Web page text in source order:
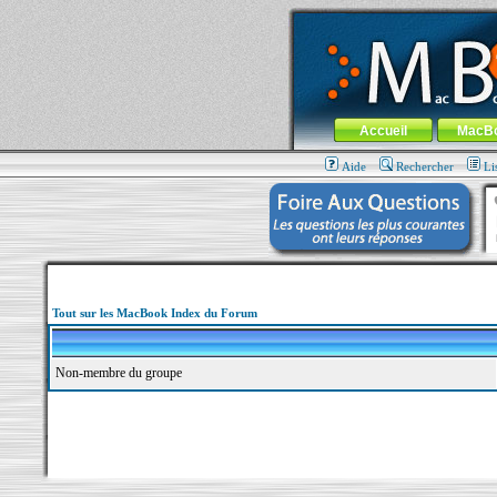
MacBook-fr.com : 100% Apple... 100%
Aller au contenu-Aller au menu
Menu général
Accueil
Aide Rechercher
Tout sur les MacBook Index du Forum
Non-membre du groupe